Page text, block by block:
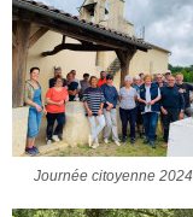
Journée citoyenne 2024